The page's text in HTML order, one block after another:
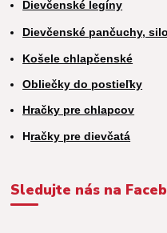
Dievčenské legíny
Dievčenské pančuchy,
Košele chlapčenské
Obliečky do postieľky
Hračky pre chlapcov
Hračky pre dievčatá
Sledujte nás na